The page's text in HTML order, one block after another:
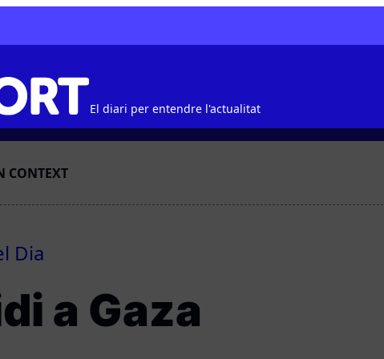
El diari per entendre l'actualitat
CONTEXT
Dia
a Gaza